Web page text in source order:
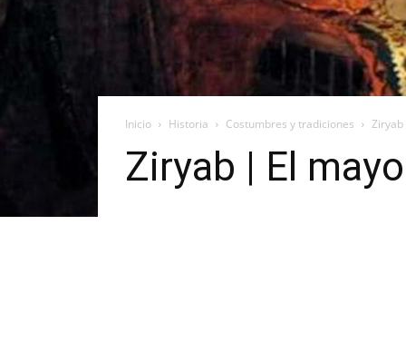
Inicio Historia Costumbres y tradiciones
Ziryab | El